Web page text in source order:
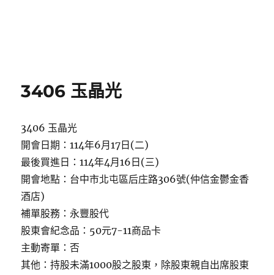
3406 玉晶光
3406 玉晶光
開會日期：114年6月17日(二)
最後買進日：114年4月16日(三)
開會地點：台中市北屯區后庄路306號(仲信金鬱金香
酒店)
補單股務：永豐股代
股東會紀念品：50元7-11商品卡
主動寄單：否
其他：持股未滿1000股之股東，除股東親自出席股東